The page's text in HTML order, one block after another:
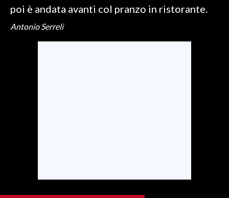
#CARAUNIONE
SPIAGGE
STORE
poi è andata avanti col pranzo in ristorante.
Antonio Serreli